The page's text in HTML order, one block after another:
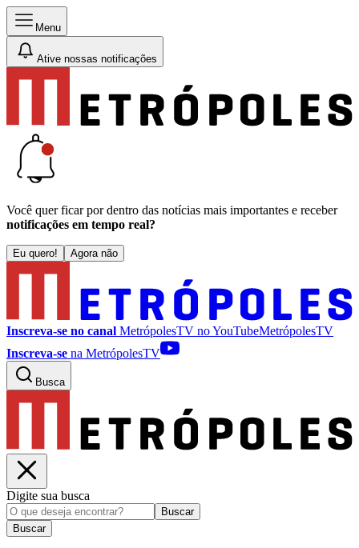
Menu
Ative nossas notificações
Você quer ficar por dentro das notícias mais importantes e receber
notificações em tempo real?
Eu quero! Agora não
Inscreva-se no canal MetrópolesTV noYouTubeMetrópolesTV
Inscreva-se na MetrópolesTV
Busca
Digite sua busca
Buscar
Buscar